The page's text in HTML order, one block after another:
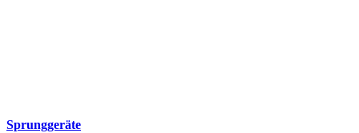
Sprunggeräte